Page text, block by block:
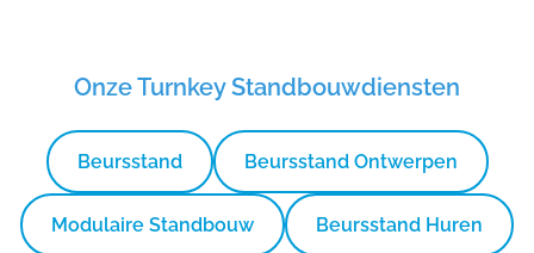
Onze Turnkey Standbouwdiensten
Beursstand Beursstand Ontwerpen
Modulaire Standbouw Beursstand Huren